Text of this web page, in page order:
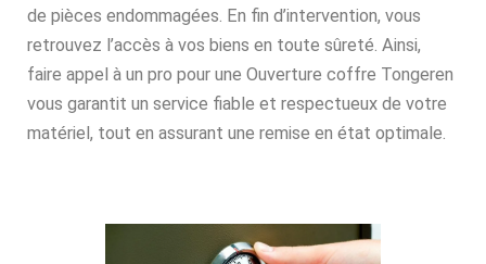
de pièces endommagées. En fin d’intervention, vous
retrouvez l’accès à vos biens en toute sûreté. Ainsi,
faire appel à un pro pour une Ouverture coffre Tongeren
vous garantit un service fiable et respectueux de votre
matériel, tout en assurant une remise en état optimale.